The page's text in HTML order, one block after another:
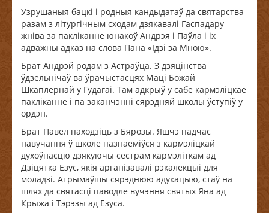
Узрушаныя бацкі і родныя кандыдатаў да святарства
разам з літургічным сходам дзякавалі Гаспадару
жніва за пакліканне юнакоў Андрэя і Паўла і іх
адважны адказ на слова Пана «Ідзі за Мною».
Брат Андрэй родам з Астраўца. З дзяцінства
ўдзельнічаў ва ўрачыстасцях Маці Божай
Шкаплернай у Гудагаі. Там адкрыў у сабе кармэліцкае
пакліканне і па заканчэнні сярэдняй школы ўступіў у
ордэн.
Брат Павел паходзіць з Бярозы. Яшчэ падчас
навучання ў школе пазнаёміўся з кармэліцкай
духоўнасцю дзякуючы сёстрам кармэліткам ад
Дзіцятка Езус, якія арганізавалі рэкалекцыі для
моладзі. Атрымаўшы сярэднюю адукацыю, стаў на
шлях да святасці паводле вучэння святых Яна ад
Крыжа і Тэрэзы ад Езуса.